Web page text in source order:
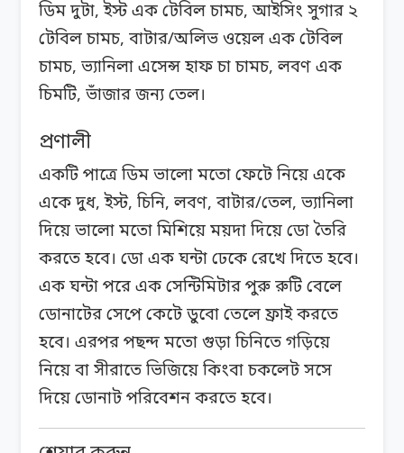
ডিম দুটা, ইস্ট এক টেবিল চামচ, আইসিং সুগার ২
টেবিল চামচ, বাটার/অলিভ ওয়েল এক টেবিল
চামচ, ভ্যানিলা এসেন্স হাফ চা চামচ, লবণ এক
চিমটি, ভাঁজার জন্য তেল।
প্রণালী
একটি পাত্রে ডিম ভালো মতো ফেটে নিয়ে একে
একে দুধ, ইস্ট, চিনি, লবণ, বাটার/তেল, ভ্যানিলা
দিয়ে ভালো মতো মিশিয়ে ময়দা দিয়ে ডো তৈরি
করতে হবে। ডো এক ঘন্টা ঢেকে রেখে দিতে হবে।
এক ঘন্টা পরে এক সেন্টিমিটার পুরু রুটি বেলে
ডোনাটের সেপে কেটে ডুবো তেলে ফ্রাই করতে
হবে। এরপর পছন্দ মতো গুড়া চিনিতে গড়িয়ে
নিয়ে বা সীরাতে ভিজিয়ে কিংবা চকলেট সসে
দিয়ে ডোনাট পরিবেশন করতে হবে।